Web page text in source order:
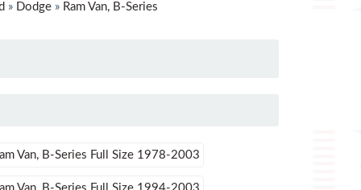
» Dodge» Ram Van, B-Series
Van, B-Series Full Size 1978-2003